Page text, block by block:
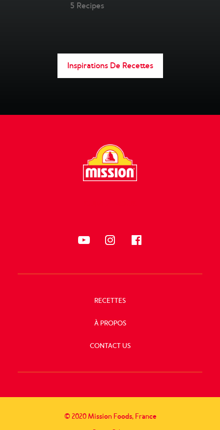
NOUS
5 Recipes
Inspirations De Recettes
RECETTES
À PROPOS
CONTACT US
© 2020 Mission Foods, France